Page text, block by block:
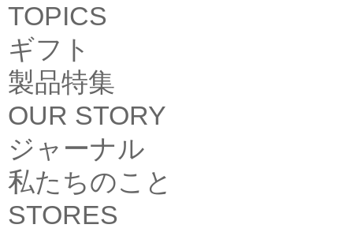
TOPICS
ギフト
製品特集
OUR STORY
ジャーナル
私たちのこと
STORES